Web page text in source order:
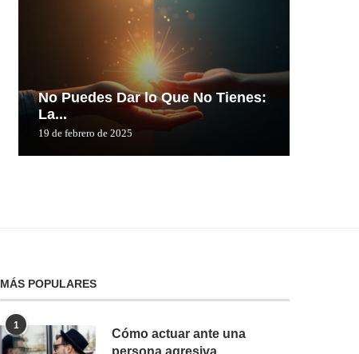
No Puedes Dar lo Que No Tienes:
La...
19 de febrero de 2025
MÁS POPULARES
1
Cómo actuar ante una
persona agresiva